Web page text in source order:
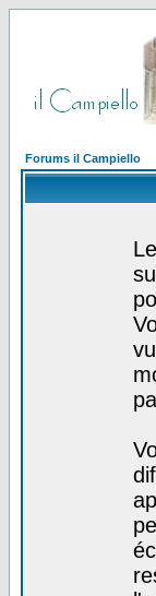
Forums il Campiello